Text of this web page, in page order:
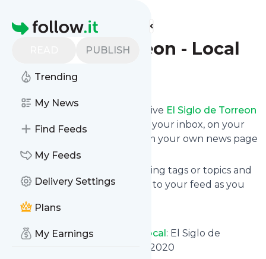
Homepage
PUBLISH
Trending
My News
Find Feeds
My Feeds
Delivery Settings
Plans
My Earnings
Find more feeds
El Siglo de Torreon - Local
Follow
Subscribe in seconds and receive El Siglo de Torreon
- Local's news feed updates in your inbox, on your
phone or even read them from your own news page
here on follow.it.
You can select the updates using tags or topics and
you can add as many websites to your feed as you
And the service is entirely free!
FollowEl Siglo de Torreon - Local: El Siglo de
Torreón, martes 2 de junio de 2020